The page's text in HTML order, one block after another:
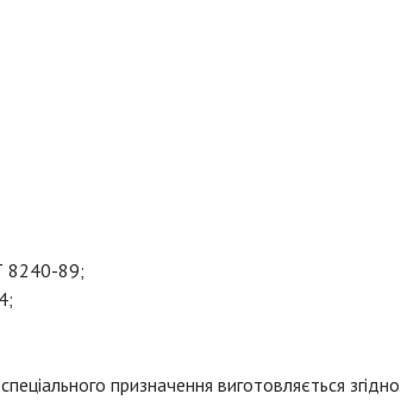
8240-89;
призначення виготовляється згідно